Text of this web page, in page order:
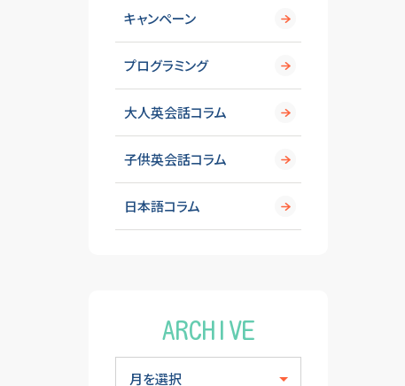
キャンペーン
プログラミング
大人英会話コラム
子供英会話コラム
日本語コラム
ARCHIVE